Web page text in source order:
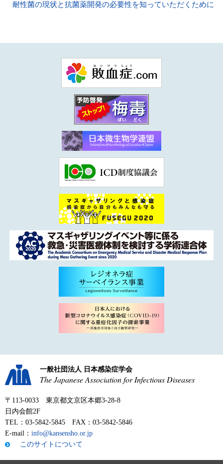
耐性菌の現状と抗菌薬開発の必要性を知っていただくために
一般社団法人 日本感染症学会
The Japanese Association for Infectious Diseases
〒113-0033 東京都文京区本郷3-28-8
日内会館2F
TEL：03-5842-5845 FAX：03-5842-5846
E-mail： info@kansensho.or.jp
このサイトについて